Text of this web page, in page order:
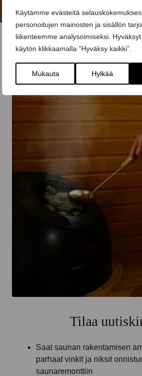
Käytämme evästeitä
personoitujen mainosten ja sisällön
liikenteemme analysoimiseksi.
käytön klikkaamalla ”Hyväksy kaikki”.
Mukauta Hylkää
Tilaa
Saat saunan rakentamisen
parhaat vinkit ja niksit
saunaremonttiin